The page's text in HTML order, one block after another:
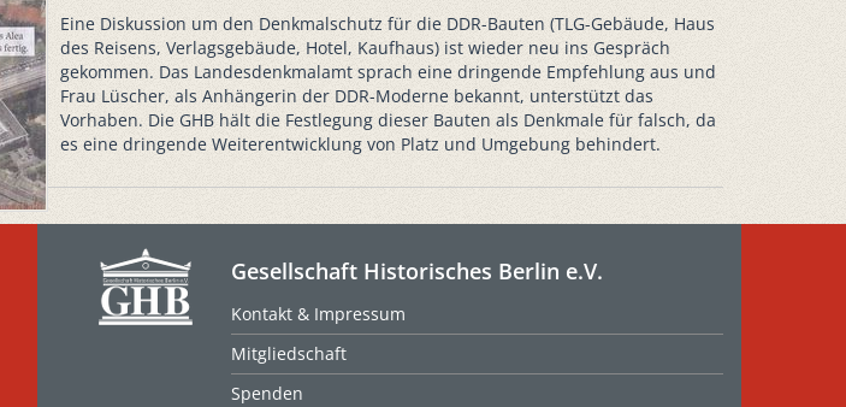
Eine Diskussion um den Denkmalschutz für die DDR-Bauten (TLG-Gebäude, Haus
des Reisens, Verlagsgebäude, Hotel, Kaufhaus) ist wieder neu ins Gespräch
gekommen. Das Landesdenkmalamt sprach eine dringende Empfehlung aus und
Frau Lüscher, als Anhängerin der DDR-Moderne bekannt, unterstützt das
Vorhaben. Die GHB hält die Festlegung dieser Bauten als Denkmale für falsch, da
es eine dringende Weiterentwicklung von Platz und Umgebung behindert.
Gesellschaft Historisches Berlin e.V.
Kontakt & Impressum
Mitgliedschaft
Spenden